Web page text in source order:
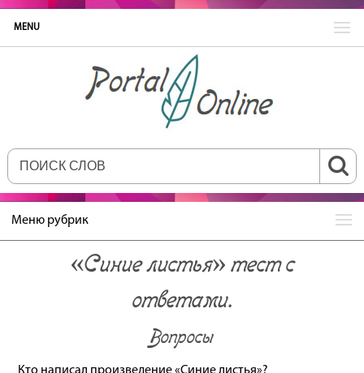
MENU
Меню рубрик
«Синие листья» тест с
ответами.
Вопросы